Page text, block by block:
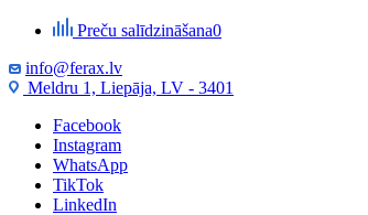
Preču salīdzināšana0
info@ferax.lv
Meldru 1, Liepāja, LV - 3401
Facebook
Instagram
WhatsApp
TikTok
LinkedIn